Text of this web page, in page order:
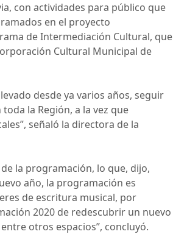
con actividades para público que
en el proyecto
de Intermediación Cultural, que
Cultural Municipal de
desde ya varios años, seguir
la Región, a la vez que
señaló la directora de la
la programación, lo que, dijo,
año, la programación es
de escritura musical, por
2020 de redescubrir un nuevo
otros espacios”, concluyó.